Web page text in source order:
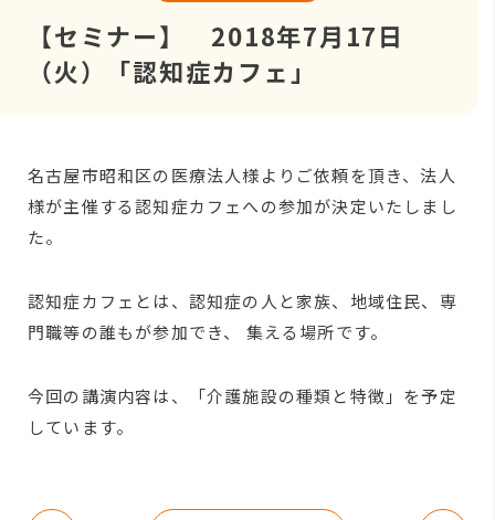
【セミナー】 2018年7月17日
（火）「認知症カフェ」
名古屋市昭和区の医療法人様よりご依頼を頂き、法人
様が主催する認知症カフェへの参加が決定いたしまし
た。
認知症カフェとは、認知症の人と家族、地域住民、専
門職等の誰もが参加でき、 集える場所です。
今回の講演内容は、「介護施設の種類と特徴」を予定
しています。